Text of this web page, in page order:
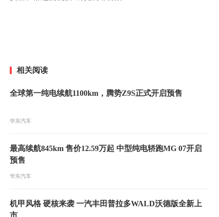
相关阅读
全球第一纯电续航1100km，腾势Z9S正式开启预售
华东汽车
最高续航845km 售价12.59万起 中型纯电轿跑MG 07开启
预售
华东汽车
机甲风格 硬核来袭 一汽丰田普拉多WALD沃德版全新上